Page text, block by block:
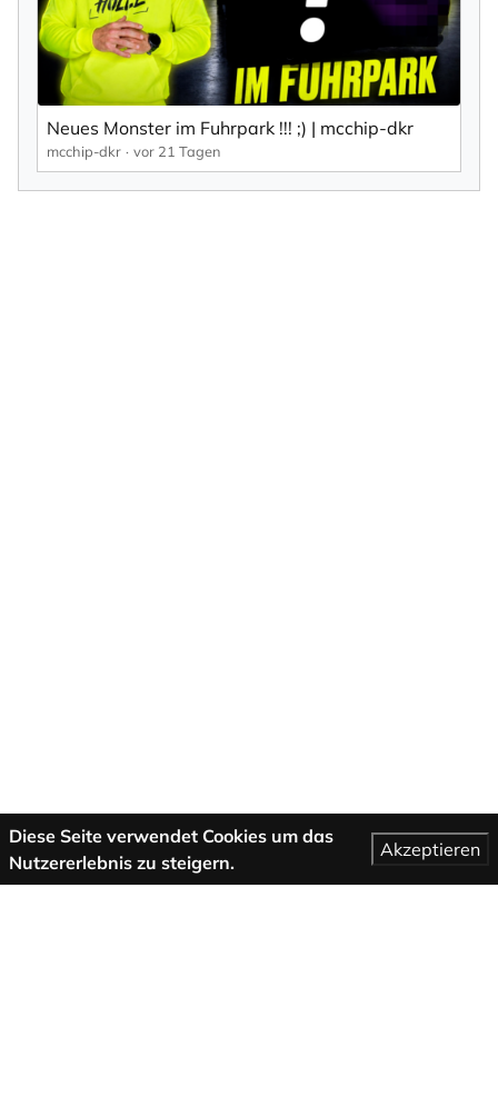
Neues Monster im Fuhrpark !!! ;) | mcchip-dkr
mcchip-dkr vor 21 Tagen
Diese Seite verwendet Cookies um das
Nutzererlebnis zu steigern.
Akzeptieren